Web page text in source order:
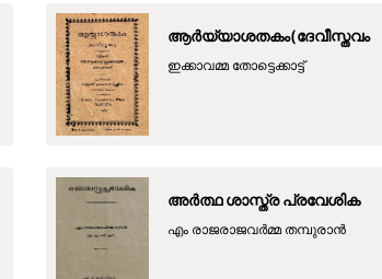
ആര്‍യ്യാശതകം(ദേവീസ്തവം
ഇക്കാവമ്മ തോട്ടെക്കാട്ട്
അർത്ഥ ശാസ്ത്ര പ്രവേശിക
എം രാജരാജവർമ്മ തമ്പുരാൻ